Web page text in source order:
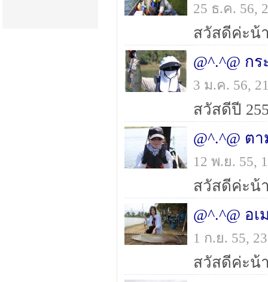
25 ธ.ค. 56,
@^.^@ ก
3 ม.ค. 56,
@^.^@ ต
12 พ.ย. 55,
1 ก.ย. 55,